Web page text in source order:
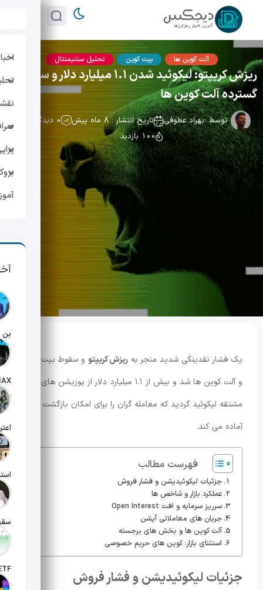
تاریخ
تاریخ
تاریخ
تاریخ
تاریخ
تاریخ
آلت کوین ها بیت کوین تحلیل سنتیمنتال
ریزش کریپتو: لیکوئید شدن ۱.۱ میلیارد دلار و سقوط
گسترده آلت کوین ها
توسط :بهراد عطوفی تاریخ انتشار : 8 ماه پیش
0 دیدگاه
100 بازدید
یک فشار نقدینگی شدید منجر به ریزش کریپتو و سقوط بیت کوین
و آلت کوین ها شد و بیش از ۱.۱ میلیارد دلار از پوزیشن های
مشتقه لیکوئید گردید که معامله گران را برای امکان بازگشت روند
آماده می کند.
فهرست مطالب
جزئیات لیکوئیدیشن و فشار فروش
عملکرد بازار و شاخص ها
سرریز سرمایه و افت Open Interest
جریان های معاملاتی آپشن
آلت کوین ها و بخش های برجسته
استثنای بازار: کوین های حریم خصوصی
جزئیات لیکوئیدیشن و فشار فروش